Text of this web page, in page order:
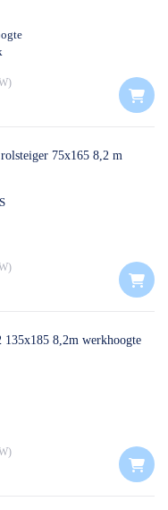
75x165 8,2 m
8,2m werkhoogte